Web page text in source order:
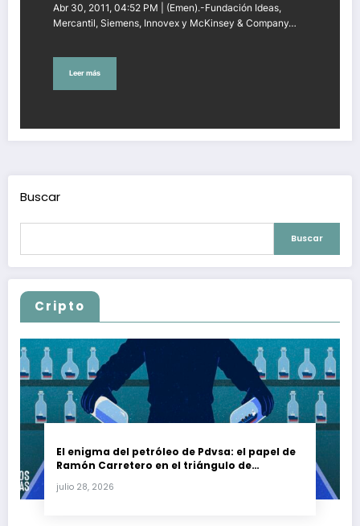
Abr 30, 2011, 04:52 PM | (Emen).-Fundación Ideas,
Mercantil, Siemens, Innovex y McKinsey & Company…
Leer más
Buscar
Buscar
Cripto
El enigma del petróleo de Pdvsa: el papel de
Ramón Carretero en el triángulo de
julio 28, 2026